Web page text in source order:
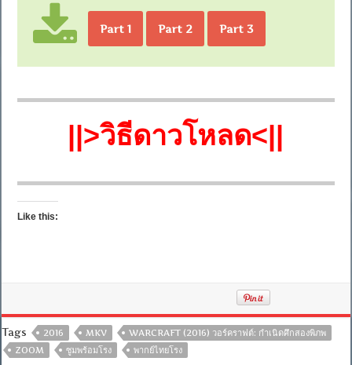
Part 1 Part 2 Part 3
||>วิธีดาวโหลด<||
Like this:
Tags 2016 MKV
WARCRAFT (2016) วอร์คราฟต์: กำเนิดศึกสองพิภพ
ZOOM
ซูมพร้อมโรง พากย์ไทยโรง